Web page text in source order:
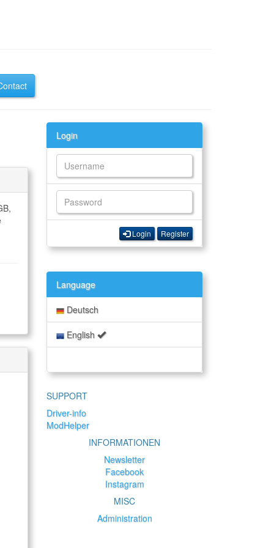
Login
Login Register
Language
Deutsch
English
SUPPORT
Driver-info
ModHelper
INFORMATIONEN
Newsletter
Facebook
Instagram
MISC
Administration